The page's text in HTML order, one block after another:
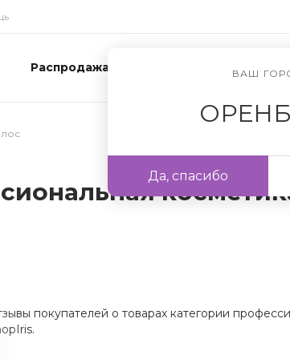
ВАШ
Да, спасибо
Распродажа Схемы ухода
покупателей о товарах категории